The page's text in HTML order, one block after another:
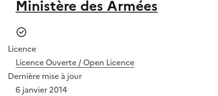
Ministère des Armées
Licence
Licence Ouverte / Open Licence
Dernière mise à jour
6 janvier 2014